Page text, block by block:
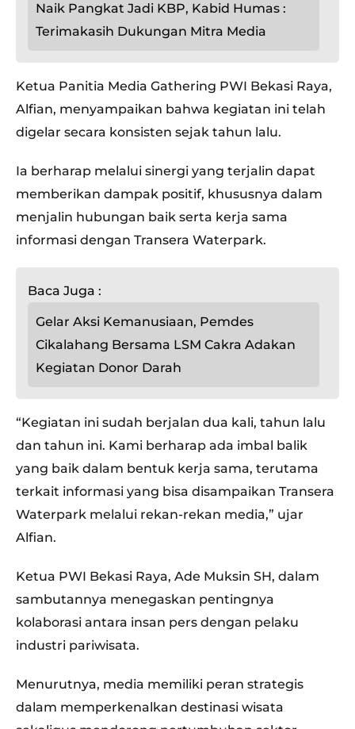
Naik Pangkat Jadi KBP, Kabid Humas :
Terimakasih Dukungan Mitra Media
Ketua Panitia Media Gathering PWI Bekasi Raya,
Alfian, menyampaikan bahwa kegiatan ini telah
digelar secara konsisten sejak tahun lalu.
Ia berharap melalui sinergi yang terjalin dapat
memberikan dampak positif, khususnya dalam
menjalin hubungan baik serta kerja sama
informasi dengan Transera Waterpark.
Baca Juga :
Gelar Aksi Kemanusiaan, Pemdes
Cikalahang Bersama LSM Cakra Adakan
Kegiatan Donor Darah
“Kegiatan ini sudah berjalan dua kali, tahun lalu
dan tahun ini. Kami berharap ada imbal balik
yang baik dalam bentuk kerja sama, terutama
terkait informasi yang bisa disampaikan Transera
Waterpark melalui rekan-rekan media,” ujar
Alfian.
Ketua PWI Bekasi Raya, Ade Muksin SH, dalam
sambutannya menegaskan pentingnya
kolaborasi antara insan pers dengan pelaku
industri pariwisata.
Menurutnya, media memiliki peran strategis
dalam memperkenalkan destinasi wisata